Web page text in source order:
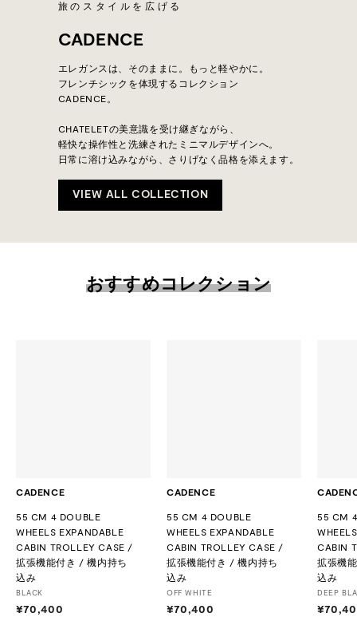
旅のスタイルを広げる
CADENCE
エレガンスは、そのままに。もっと軽やかに。
フレンチシックを体現するコレクション
CADENCE。
CHATELETの美意識を受け継ぎながら、
軽快な操作性と洗練されたミニマルデザインへ。
日常に溶け込みながら、さりげなく品格を添えます。
VIEW ALL COLLECTION
おすすめコレクション
CADENCE
55 CM 4 DOUBLE
WHEELS EXPANDABLE
CABIN TROLLEY CASE /
拡張機能付き / 機内持ち
込み
BLACK
¥70,400
CADENCE
55 CM 4 DOUBLE
WHEELS EXPANDABLE
CABIN TROLLEY CASE /
拡張機能付き / 機内持ち
込み
OFF WHITE
¥70,400
55 CM
CABIN
拡張機
込み
DEEP